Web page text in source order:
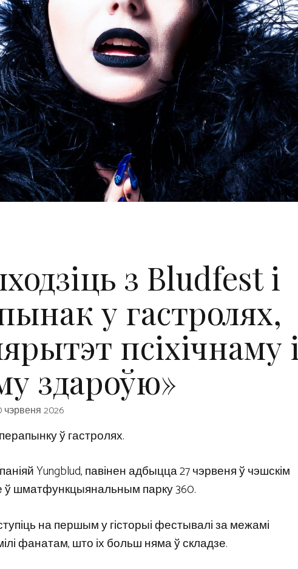
з Bludfest і
у гастролях,
псіхічнаму і
здароўю»
чэрвеня 2026
ў гастролях.
Yungblud, павінен адбыцца 27 чэрвеня ў чэшскім
ў шматфункцыянальным парку 360.
на першым у гісторыі фестывалі за межамі
фанатам, што іх больш няма ў складзе.